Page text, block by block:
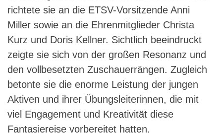
richtete sie an die ETSV-Vorsitzende Anni
Miller sowie an die Ehrenmitglieder Christa
Kurz und Doris Kellner. Sichtlich beeindruckt
zeigte sie sich von der großen Resonanz und
den vollbesetzten Zuschauerrängen. Zugleich
betonte sie die enorme Leistung der jungen
Aktiven und ihrer Übungsleiterinnen, die mit
viel Engagement und Kreativität diese
Fantasiereise vorbereitet hatten.